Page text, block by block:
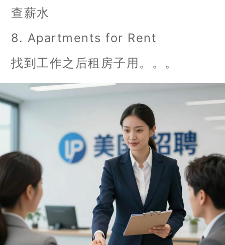
查薪水
8. Apartments for Rent
找到工作之后租房子用。。。